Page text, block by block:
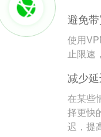
避免
使用
止限速
减少
在某些
择更快
迟，提